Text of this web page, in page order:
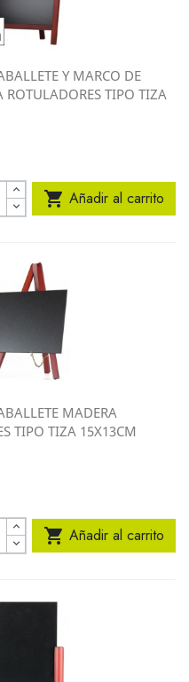
Y MARCO DE
ROTULADORES TIPO TIZA
 Añadir al carrito
MADERA
TIPO TIZA 15X13CM
 Añadir al carrito